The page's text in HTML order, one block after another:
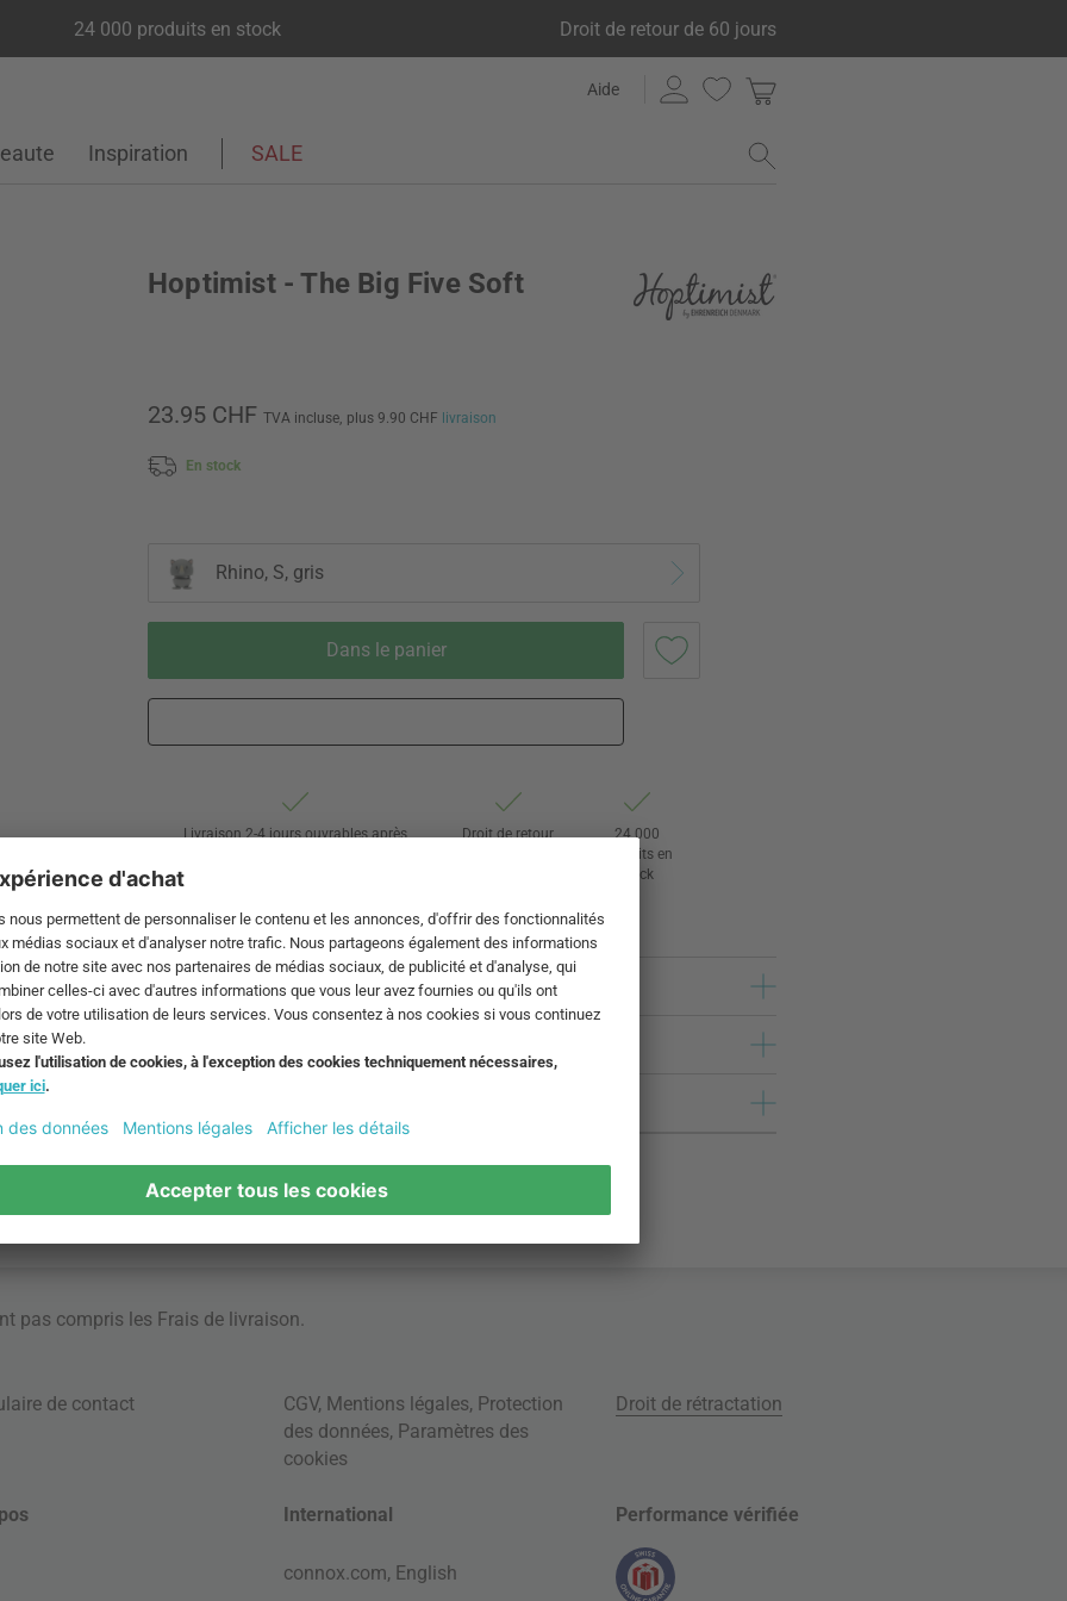
24 000 produits en stock Droit de retour de 60 jours
Aide
Inspiration SALE
Hoptimist - The Big Five Soft
23.95 CHF TVA incluse, plus 9.90 CHF livraison
En stock
Rhino, S, gris
Dans le panier
Livraison 2-4 jours ouvrables après
Droit de retour
24 000
produits en
stock
pas compris les Frais de livraison.
de contact CGV, Mentions légales, Protection
des données, Paramètres des
cookies
Droit de rétractation
International
connox.com, English
Performance vérifiée